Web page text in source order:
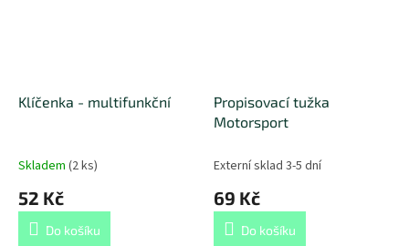
Klíčenka - multifunkční
Skladem (2 ks)
52 Kč
Do košíku
Propisovací tužka
Motorsport
Externí sklad 3-5 dní
69 Kč
Do košíku